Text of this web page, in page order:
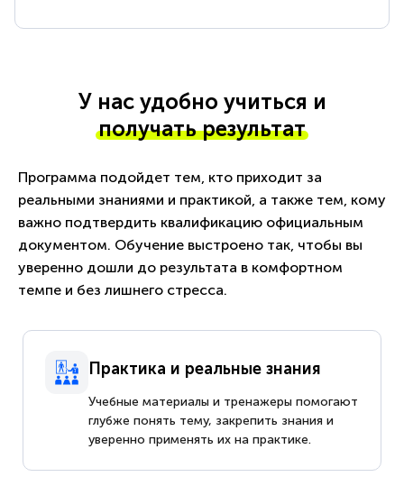
У нас удобно учиться и
получать результат
Программа подойдет тем, кто приходит за
реальными знаниями и практикой, а также тем, кому
важно подтвердить квалификацию официальным
документом. Обучение выстроено так, чтобы вы
уверенно дошли до результата в комфортном
темпе и без лишнего стресса.
Практика и реальные знания
Учебные материалы и тренажеры помогают
глубже понять тему, закрепить знания и
уверенно применять их на практике.